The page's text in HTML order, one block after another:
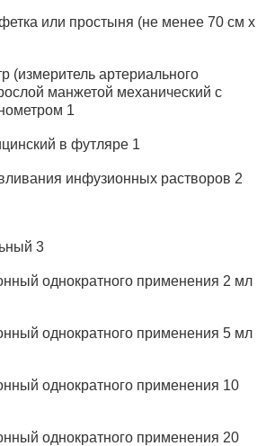
или простыня (не менее 70 см x
(измеритель артериального
манжетой механический с
1
в футляре 1
инфузионных растворов 2
3
однократного применения 2 мл
однократного применения 5 мл
однократного применения 10
однократного применения 20